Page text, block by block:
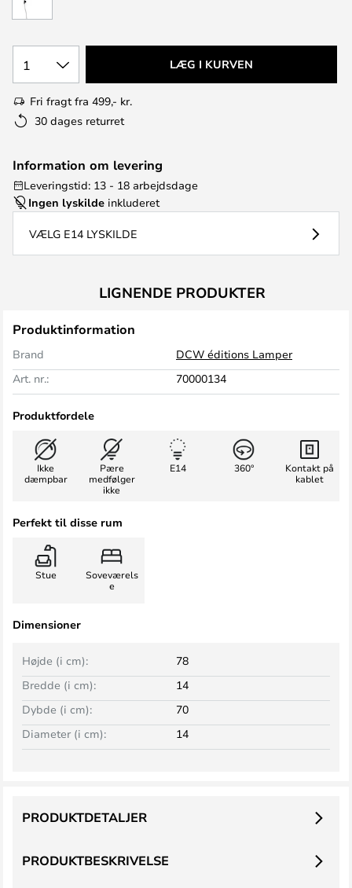
1 LÆG I KURVEN
Fri fragt fra 499,- kr.
30 dages returret
Information om levering
Leveringstid: 13 - 18 arbejdsdage
Ingen lyskilde inkluderet
VÆLG E14 LYSKILDE
LIGNENDE PRODUKTER
Produktinformation
Brand
DCW éditions Lamper
Art. nr.:
70000134
Produktfordele
Ikke
dæmpbar
Pære
medfølger
ikke
E14 360°
Kontakt på
kablet
Perfekt til disse rum
Stue
Soveværels
e
Dimensioner
Bredde (i cm): 14
Højde (i cm): 78
Dybde (i cm):
70
Diameter (i cm):
14
PRODUKTBESKRIVELSE
PRODUKTDETALJER